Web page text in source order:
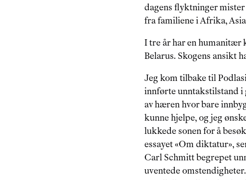
dagens flyktninger
fra familiene i Afrika,
I tre år har en humanitær
Belarus. Skogens ansikt
Jeg kom tilbake til
innførte unntakstilstand i
av hæren hvor bare
kunne hjelpe, og jeg
lukkede sonen for å
essayet «Om diktatur»,
Carl Schmitt begrepet
uventede